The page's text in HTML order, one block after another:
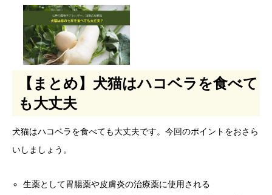
【まとめ】犬猫はハコベラを食べて
も大丈夫
犬猫はハコベラを食べても大丈夫です。今回のポイントをおさら
いしましょう。
生薬として胃腸薬や皮膚炎の治療薬に使用される